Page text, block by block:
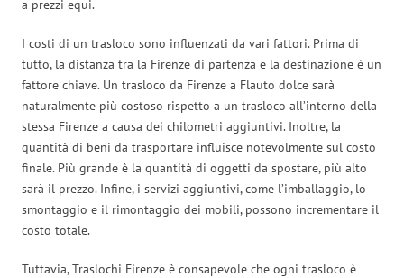
a prezzi equi.
I costi di un trasloco sono influenzati da vari fattori. Prima di
tutto, la distanza tra la Firenze di partenza e la destinazione è un
fattore chiave. Un trasloco da Firenze a Flauto dolce sarà
naturalmente più costoso rispetto a un trasloco all’interno della
stessa Firenze a causa dei chilometri aggiuntivi. Inoltre, la
quantità di beni da trasportare influisce notevolmente sul costo
finale. Più grande è la quantità di oggetti da spostare, più alto
sarà il prezzo. Infine, i servizi aggiuntivi, come l’imballaggio, lo
smontaggio e il rimontaggio dei mobili, possono incrementare il
costo totale.
Tuttavia, Traslochi Firenze è consapevole che ogni trasloco è